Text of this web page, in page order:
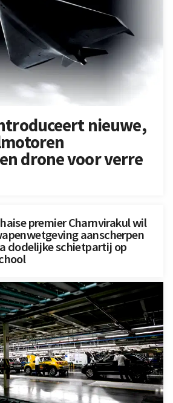
nieuwe,
drone voor verre
premier Charnvirakul wil
aanscherpen
dodelijke schietpartij op